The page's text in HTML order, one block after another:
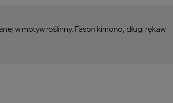
w motyw roślinny. Fason kimono, długi rękaw.